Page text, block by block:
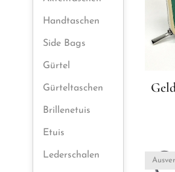
Handtaschen
Side Bags
Gürtel
Gürteltaschen
Brillenetuis
Etuis
Lederschalen